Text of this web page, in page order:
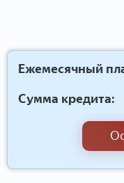
Ежемесячный
Сумма кредита: